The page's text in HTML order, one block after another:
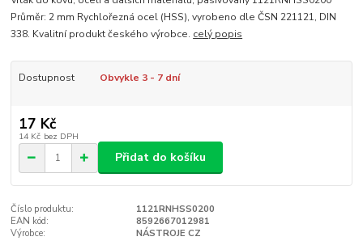
Průměr: 2 mm Rychlořezná ocel (HSS), vyrobeno dle ČSN 221121, DIN
338. Kvalitní produkt českého výrobce. celý popis
Dostupnost Obvykle 3 - 7 dní
17 Kč
14 Kč bez DPH
Přidat do košíku
Číslo produktu:
1121RNHSS0200
EAN kód:
8592667012981
Výrobce:
NÁSTROJE CZ